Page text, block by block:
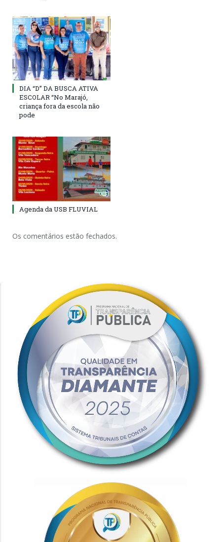
DIA “D” DA BUSCA ATIVA
ESCOLAR “No Marajó,
criança fora da escola não
pode
Agenda da USB FLUVIAL
Os comentários estão fechados.